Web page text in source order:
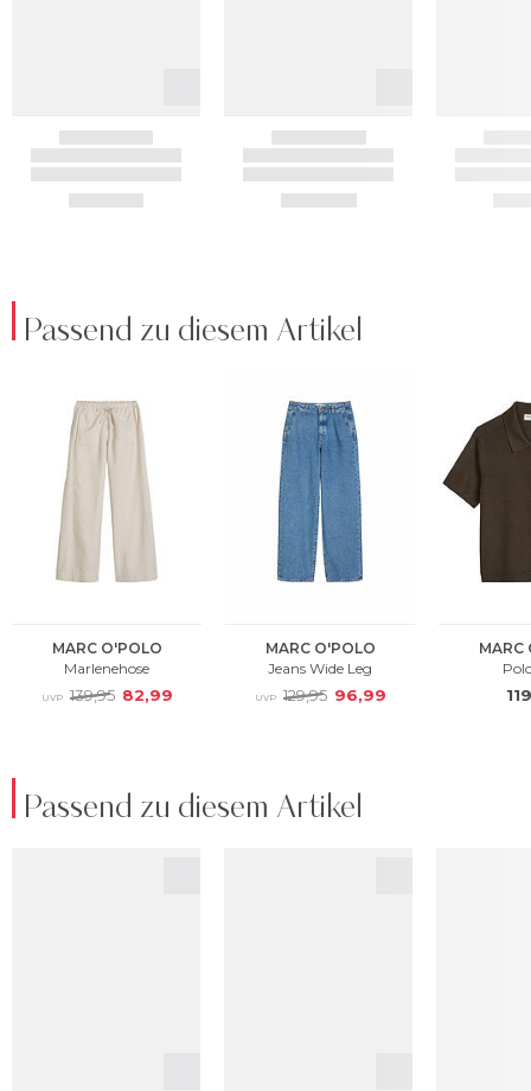
Passend zu diesem Artikel
Passend zu diesem Artikel